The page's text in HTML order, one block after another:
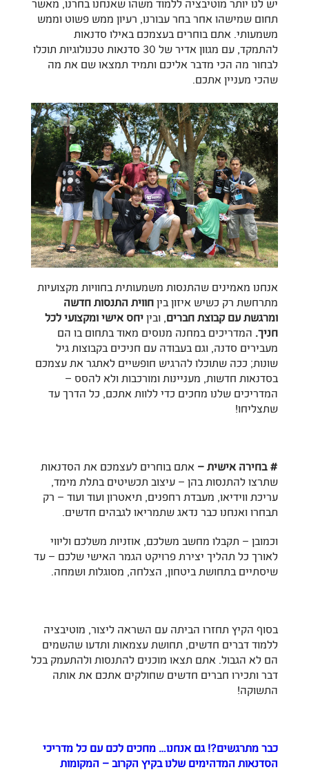
יש לנו יותר מוטיבציה ללמוד משהו שאנחנו בחרנו, מאשר
תחום שמישהו אחר בחר עבורנו, רעיון ממש פשוט וממש
משמעותי. אתם בוחרים בעצמכם באילו סדנאות
להתמקד, עם מגוון אדיר של 30 סדנאות טכנולוגיות תוכלו
לבחור מה הכי מדבר אליכם ותמיד תמצאו שם את מה
שהכי מעניין אתכם.
אנחנו מאמינים שהתנסות משמעותית בחוויות מקצועיות
מתרחשת רק כשיש איזון בין חווית התנסות חדשה
ומרגשת עם קבוצת חברים, ובין יחס אישי ומקצועי לכל
חניך. המדריכים במחנה מנוסים מאוד בתחום בו הם
מעבירים סדנה, וגם בעבודה עם חניכים בקבוצות גיל
שונות; ככה שתוכלו להרגיש חופשיים לאתגר את עצמכם
בסדנאות חדשות, מעניינות ומורכבות ולא להסס –
המדריכים שלנו מחכים כדי ללוות אתכם, כל הדרך עד
שתצליחו!
# בחירה אישית – אתם בוחרים לעצמכם את הסדנאות
שתרצו להתנסות בהן – עיצוב תכשיטים בתלת מימד,
עריכת ווידיאו, מעבדת רחפנים, תיאטרון ועוד ועוד – רק
תבחרו ואנחנו כבר נדאג שתמריאו לגבהים חדשים.
וכמובן – תקבלו מחשב משלכם, אוזניות משלכם וליווי
לאורך כל תהליך יצירת פרויקט הגמר האישי שלכם – עד
שיסתיים בתחושת ביטחון, הצלחה, מסוגלות ושמחה.
בסוף הקיץ תחזרו הביתה עם השראה ליצור, מוטיבציה
ללמוד דברים חדשים, תחושת עצמאות ותדעו שהשמים
הם לא הגבול. אתם תצאו מוכנים להתנסות ולהתעמק בכל
דבר ותכירו חברים חדשים שחולקים אתכם את אותה
התשוקה!
כבר מתרגשים?! גם אנחנו… מחכים לכם עם כל מדריכי
הסדנאות המדהימים שלנו בקיץ הקרוב – המקומות